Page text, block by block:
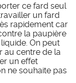
ce fard seul
un fard
rapidement car
la paupière
On peut
au centre de la
un effet
ne souhaite pas